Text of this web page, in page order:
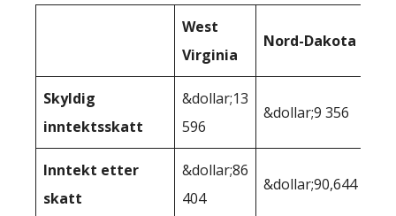
West
Virginia
Nord-Dakota
Skyldig
inntektsskatt
&dollar;13
596
&dollar;9 356
Inntekt etter
skatt
&dollar;86
404
&dollar;90,644